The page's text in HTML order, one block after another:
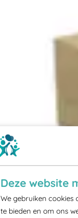
Deze website
We gebruiken cookies
te bieden en om ons